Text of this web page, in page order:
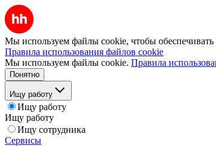
Мы используем файлы cookie, чтобы обеспечивать
Правила использования файлов cookie
Мы используем файлы cookie. Правила
Понятно
Ищу работу
Ищу работу
Ищу работу
Ищу сотрудника
Сервисы